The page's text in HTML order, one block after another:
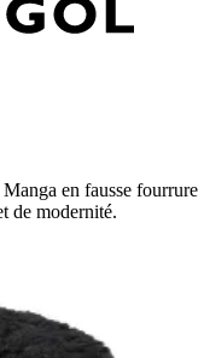
en fausse fourrure
de modernité.